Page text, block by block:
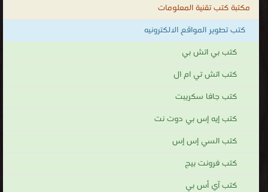
مكتبة كتب تقنية المعلومات
كتب تطوير المواقع الالكترونيه
كتب بي اتش بي
كتب اتش تي ام ال
كتب جافا سكريبت
كتب إيه إس بي دوت نت
كتب السي إس إس
كتب فرونت بيج
كتب آي أس بي